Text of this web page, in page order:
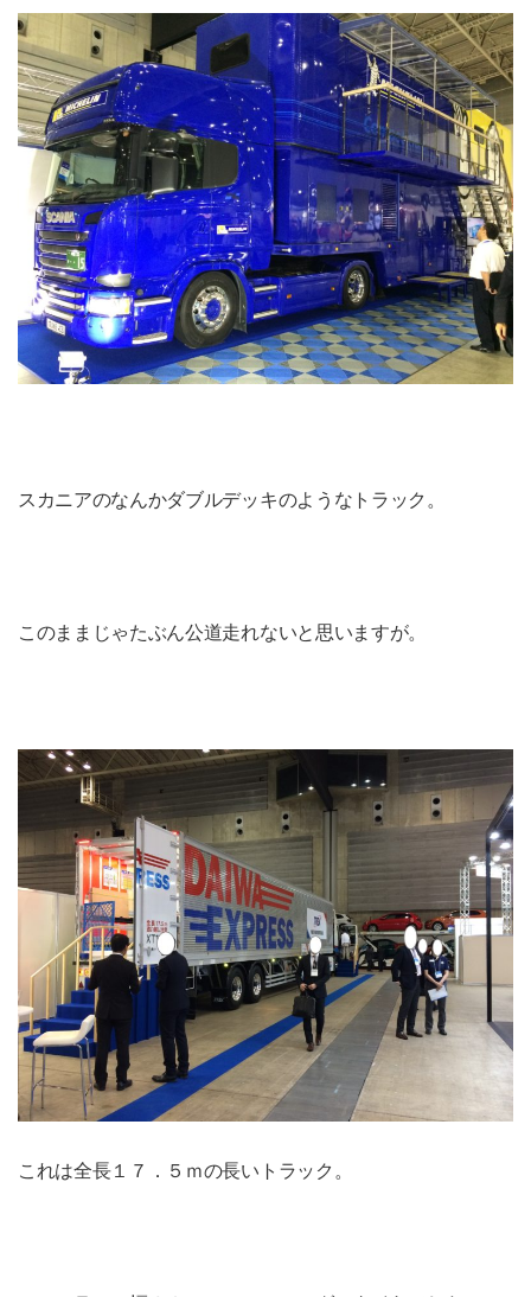
スカニアのなんかダブルデッキのようなトラック。
このままじゃたぶん公道走れないと思いますが。
これは全長１７．５ｍの長いトラック。